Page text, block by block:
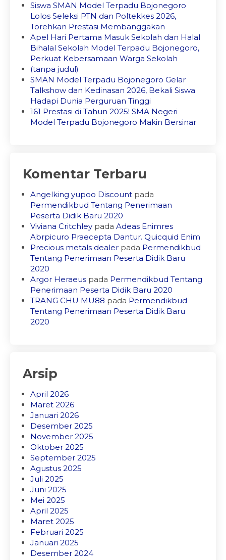
Siswa SMAN Model Terpadu Bojonegoro
Lolos Seleksi PTN dan Poltekkes 2026,
Torehkan Prestasi Membanggakan
Apel Hari Pertama Masuk Sekolah dan Halal
Bihalal Sekolah Model Terpadu Bojonegoro,
Perkuat Kebersamaan Warga Sekolah
(tanpa judul)
SMAN Model Terpadu Bojonegoro Gelar
Talkshow dan Kedinasan 2026, Bekali Siswa
Hadapi Dunia Perguruan Tinggi
161 Prestasi di Tahun 2025! SMA Negeri
Model Terpadu Bojonegoro Makin Bersinar
Komentar Terbaru
Angelking yupoo Discount pada
Permendikbud Tentang Penerimaan
Peserta Didik Baru 2020
Viviana Critchley pada Adeas Enimres
Abrpicuro Praecepta Dantur. Quicquid Enim
Precious metals dealer pada Permendikbud
Tentang Penerimaan Peserta Didik Baru
2020
Argor Heraeus pada Permendikbud Tentang
Penerimaan Peserta Didik Baru 2020
TRANG CHU MU88 pada Permendikbud
Tentang Penerimaan Peserta Didik Baru
2020
Arsip
April 2026
Maret 2026
Januari 2026
Desember 2025
November 2025
Oktober 2025
September 2025
Agustus 2025
Juli 2025
Juni 2025
Mei 2025
April 2025
Maret 2025
Februari 2025
Januari 2025
Desember 2024